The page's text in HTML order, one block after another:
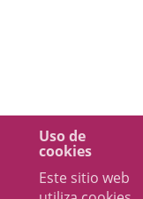
Uso de
cookies
Este sitio web